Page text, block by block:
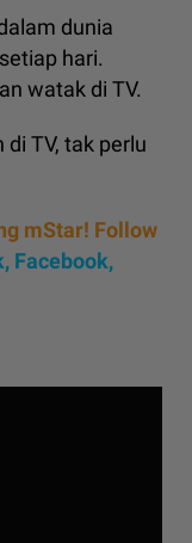
dunia
hari.
watak di TV.
TV, tak perlu
mStar! Follow
Facebook,